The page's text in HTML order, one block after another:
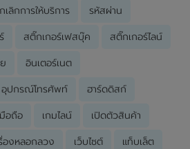
เลิกการให้บริการ รหัสผ่าน
สติ๊กเกอร์เฟสบุ๊ค สติ๊กเกอร์ไลน์
อินเตอร์เนต
อุปกรณ์โทรศัพท์ ฮาร์ดดิสก์
อถือ เกมไลน์ เปิดตัวสินค้า
องหลอกลวง เว็บไซต์ แท็บเล็ต